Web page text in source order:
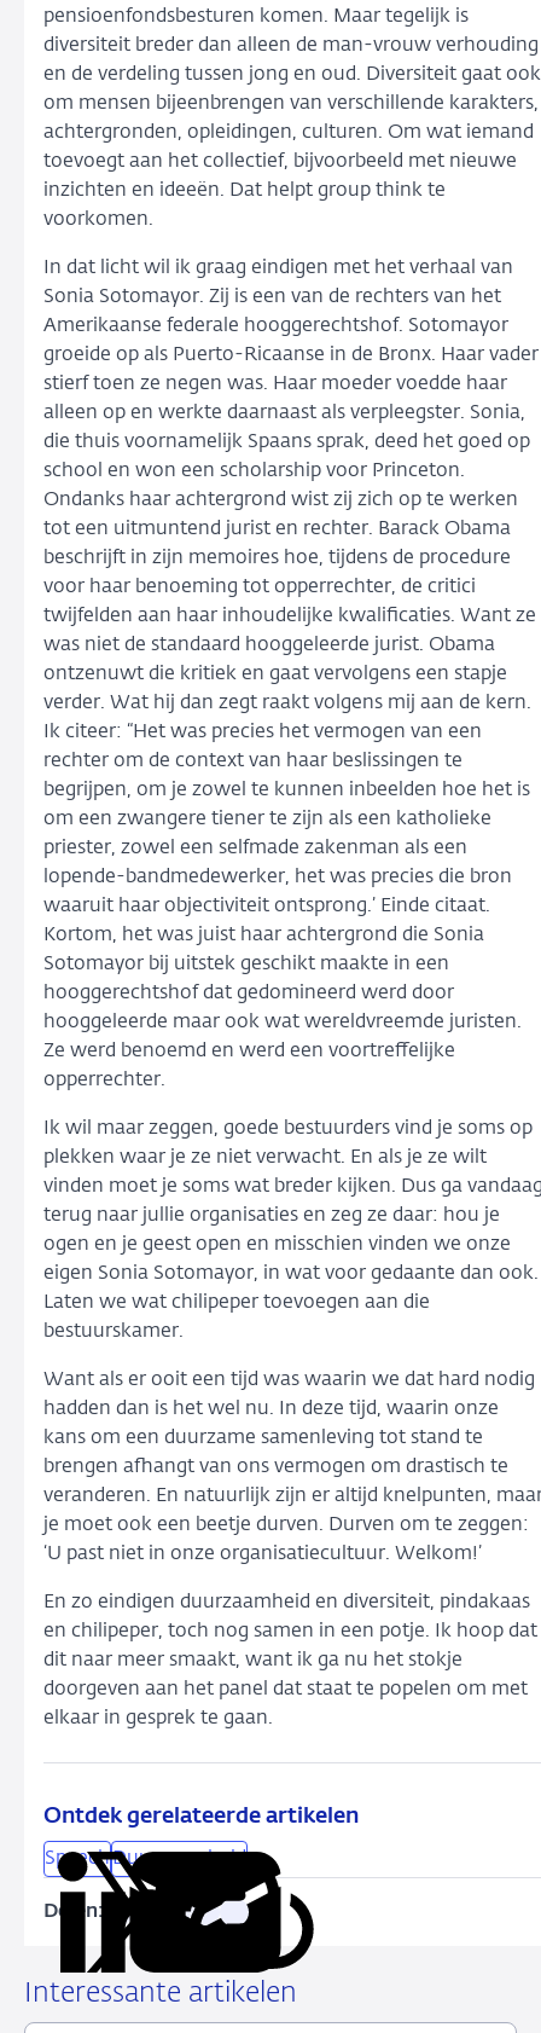
pensioenfondsbesturen komen. Maar tegelijk is
diversiteit breder dan alleen de man-vrouw verhouding
en de verdeling tussen jong en oud. Diversiteit gaat ook
om mensen bijeenbrengen van verschillende karakters,
achtergronden, opleidingen, culturen. Om wat iemand
toevoegt aan het collectief, bijvoorbeeld met nieuwe
inzichten en ideeën. Dat helpt group think te
voorkomen.
In dat licht wil ik graag eindigen met het verhaal van
Sonia Sotomayor. Zij is een van de rechters van het
Amerikaanse federale hooggerechtshof. Sotomayor
groeide op als Puerto-Ricaanse in de Bronx. Haar vader
stierf toen ze negen was. Haar moeder voedde haar
alleen op en werkte daarnaast als verpleegster. Sonia,
die thuis voornamelijk Spaans sprak, deed het goed op
school en won een scholarship voor Princeton.
Ondanks haar achtergrond wist zij zich op te werken
tot een uitmuntend jurist en rechter. Barack Obama
beschrijft in zijn memoires hoe, tijdens de procedure
voor haar benoeming tot opperrechter, de critici
twijfelden aan haar inhoudelijke kwalificaties. Want ze
was niet de standaard hooggeleerde jurist. Obama
ontzenuwt die kritiek en gaat vervolgens een stapje
verder. Wat hij dan zegt raakt volgens mij aan de kern.
Ik citeer: “Het was precies het vermogen van een
rechter om de context van haar beslissingen te
begrijpen, om je zowel te kunnen inbeelden hoe het is
om een zwangere tiener te zijn als een katholieke
priester, zowel een selfmade zakenman als een
lopende-bandmedewerker, het was precies die bron
waaruit haar objectiviteit ontsprong.’ Einde citaat.
Kortom, het was juist haar achtergrond die Sonia
Sotomayor bij uitstek geschikt maakte in een
hooggerechtshof dat gedomineerd werd door
hooggeleerde maar ook wat wereldvreemde juristen.
Ze werd benoemd en werd een voortreffelijke
opperrechter.
Ik wil maar zeggen, goede bestuurders vind je soms op
plekken waar je ze niet verwacht. En als je ze wilt
vinden moet je soms wat breder kijken. Dus ga
terug naar jullie organisaties en zeg ze daar: hou je
ogen en je geest open en misschien vinden we onze
eigen Sonia Sotomayor, in wat voor gedaante dan ook.
Laten we wat chilipeper toevoegen aan die
bestuurskamer.
Want als er ooit een tijd was waarin we dat hard nodig
hadden dan is het wel nu. In deze tijd, waarin onze
kans om een duurzame samenleving tot stand te
brengen afhangt van ons vermogen om drastisch te
veranderen. En natuurlijk zijn er altijd knelpunten,
je moet ook een beetje durven. Durven om te zeggen:
‘U past niet in onze organisatiecultuur. Welkom!’
En zo eindigen duurzaamheid en diversiteit, pindakaas
en chilipeper, toch nog samen in een potje. Ik hoop dat
dit naar meer smaakt, want ik ga nu het stokje
doorgeven aan het panel dat staat te popelen om met
elkaar in gesprek te gaan.
Ontdek gerelateerde artikelen
SpeechDuurzaamheid
Delen:
Deel
LinkedIn
via
X
Deel
Facebook
Deel
e-
Kopieer
Interessante artikelen